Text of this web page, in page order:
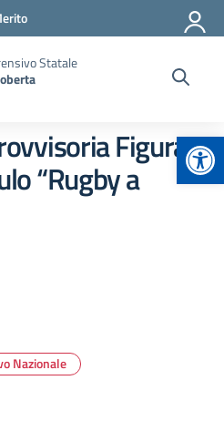
Statale
Figura:
“Rugby a
Nazionale